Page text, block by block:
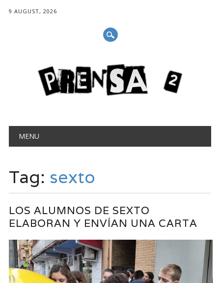
9 AUGUST, 2026
Main menu
MENU
Tag: sexto
LOS ALUMNOS DE SEXTO
ELABORAN Y ENVÍAN UNA CARTA